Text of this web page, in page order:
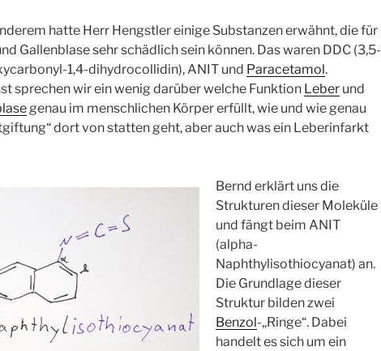
hatte Herr Hengstler einige Substanzen erwähnt, die für
Gallenblase sehr schädlich sein können. Das waren DDC (3,5-
1,4-dihydrocollidin), ANIT und Paracetamol.
sprechen wir ein wenig darüber welche Funktion Leber und
genau im menschlichen Körper erfüllt, wie und wie genau
dort von statten geht, aber auch was ein Leberinfarkt
Bernd erklärt uns die
Strukturen dieser Moleküle
und fängt beim ANIT
(alpha-
Naphthylisothiocyanat) an.
Die Grundlage dieser
Struktur bilden zwei
Benzol-„Ringe“. Dabei
handelt es sich um ein